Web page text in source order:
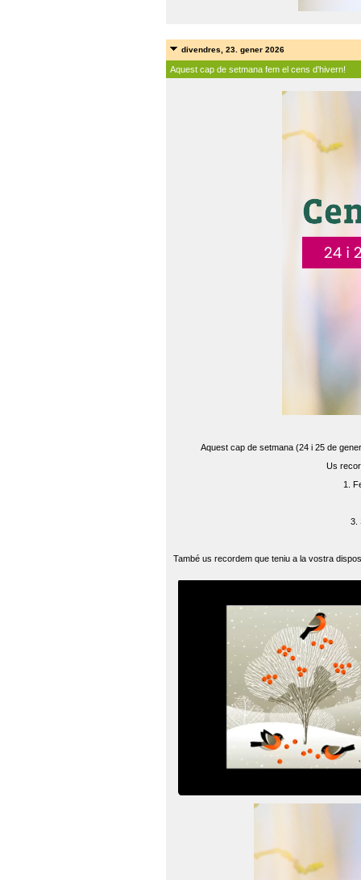
divendres, 23. gener 2026
Aquest cap de setmana fem el cens d'hivern!
Aquest cap de setmana (24 i 25 de
Us
1.
3.
També us recordem que teniu a la vostra